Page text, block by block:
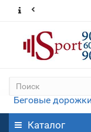
Беговые дорожки
Каталог